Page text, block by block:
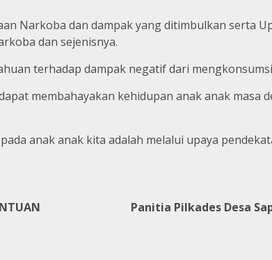
Narkoba dan dampak yang ditimbulkan serta
dan sejenisnya.
terhadap dampak negatif dari
membahayakan kehidupan anak anak masa
anak anak kita adalah melalui upaya
Panitia Pilkades Desa